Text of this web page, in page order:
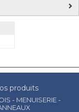
produits
- MENUISERIE -